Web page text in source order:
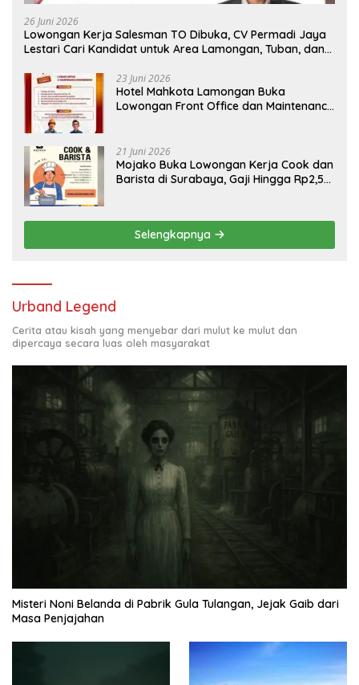
26 Juni 2026
Lowongan Kerja Salesman TO Dibuka, CV Permadi Jaya
Lestari Cari Kandidat untuk Area Lamongan, Tuban, dan
23 Juni 2026
Hotel Mahkota Lamongan Buka
Lowongan Front Office dan Maintenance
21 Juni 2026
Mojako Buka Lowongan Kerja Cook dan
Barista di Surabaya, Gaji Hingga Rp2,5
Selengkapnya
Urband Legend
Cerita atau kisah yang menyebar dari mulut ke mulut dan
dipercaya secara luas oleh masyarakat
Misteri Noni Belanda di Pabrik Gula Tulangan, Jejak Gaib dari
Masa Penjajahan